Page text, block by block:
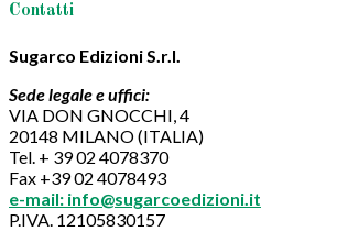
Contatti
Sugarco Edizioni S.r.l.
Sede legale e uffici:
VIA DON GNOCCHI, 4
20148 MILANO (ITALIA)
Tel. + 39 02 4078370
Fax +39 02 4078493
e-mail: info@sugarcoedizioni.it
P.IVA. 12105830157